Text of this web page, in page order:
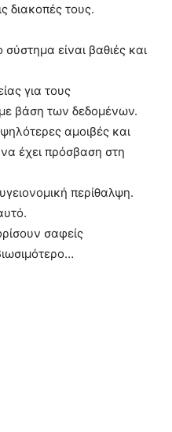
διακοπές τους.
είναι βαθιές και
για τους
με βάση των δεδομένων.
αμοιβές και
έχει πρόσβαση στη
περίθαλψη.
σαφείς